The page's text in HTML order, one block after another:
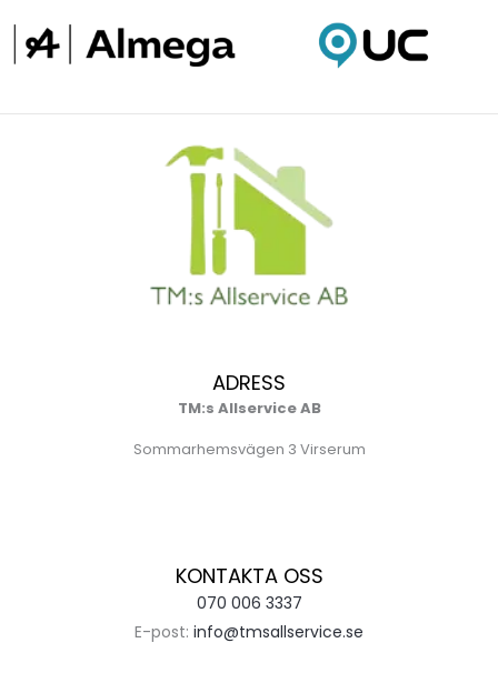
ADRESS
TM:s Allservice AB
Sommarhemsvägen 3 Virserum
KONTAKTA OSS
070 006 3337
E-post: info@tmsallservice.se